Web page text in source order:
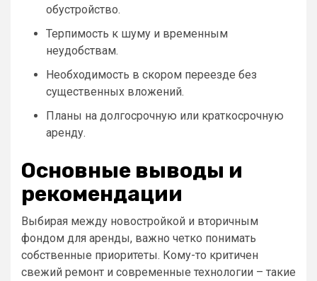
обустройство.
Терпимость к шуму и временным
неудобствам.
Необходимость в скором переезде без
существенных вложений.
Планы на долгосрочную или краткосрочную
аренду.
Основные выводы и
рекомендации
Выбирая между новостройкой и вторичным
фондом для аренды, важно четко понимать
собственные приоритеты. Кому-то критичен
свежий ремонт и современные технологии – такие